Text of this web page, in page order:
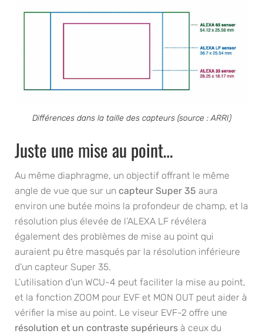
Différences dans la taille des capteurs (source : ARRI)
Juste une mise au point…
Au même diaphragme, un objectif offrant le même
angle de vue que sur un capteur Super 35 aura
environ une butée moins la profondeur de champ, et la
résolution plus élevée de l’ALEXA LF révélera
également des problèmes de mise au point qui
auraient pu être masqués par la résolution inférieure
d’un capteur Super 35.
L’utilisation d’un WCU-4 peut faciliter la mise au point,
et la fonction ZOOM pour EVF et MON OUT peut aider à
vérifier la mise au point. Le viseur EVF-2 offre une
résolution et un contraste supérieurs à ceux du